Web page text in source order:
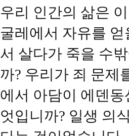
우리 인간의 삶은
굴레에서 자유를
서 살다가 죽을 수
까? 우리가 죄 문제
에서 아담이 에덴
엇입니까? 일생 의